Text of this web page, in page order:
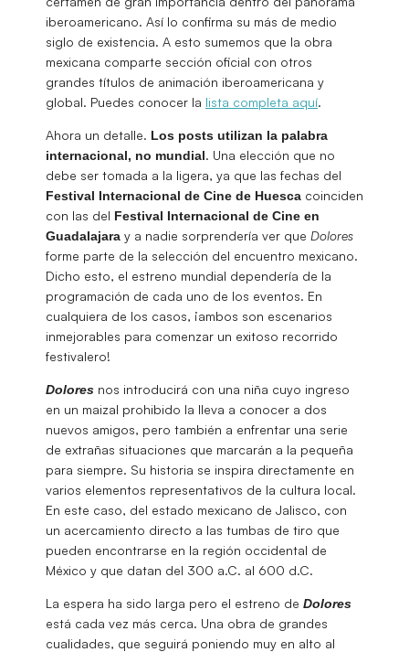
iberoamericano. Así lo confirma su más de medio
siglo de existencia. A esto sumemos que la obra
mexicana comparte sección oficial con otros
grandes títulos de animación iberoamericana y
global. Puedes conocer la lista completa aquí.
Ahora un detalle. Los posts utilizan la palabra
internacional, no mundial. Una elección que no
debe ser tomada a la ligera, ya que las fechas del
Festival Internacional de Cine de Huesca coinciden
con las del Festival Internacional de Cine en
Guadalajara y a nadie sorprendería ver que Dolores
forme parte de la selección del encuentro mexicano.
Dicho esto, el estreno mundial dependería de la
programación de cada uno de los eventos. En
cualquiera de los casos, ¡ambos son escenarios
inmejorables para comenzar un exitoso recorrido
festivalero!
Dolores nos introducirá con una niña cuyo ingreso
en un maizal prohibido la lleva a conocer a dos
nuevos amigos, pero también a enfrentar una serie
de extrañas situaciones que marcarán a la pequeña
para siempre. Su historia se inspira directamente en
varios elementos representativos de la cultura local.
En este caso, del estado mexicano de Jalisco, con
un acercamiento directo a las tumbas de tiro que
pueden encontrarse en la región occidental de
México y que datan del 300 a.C. al 600 d.C.
La espera ha sido larga pero el estreno de Dolores
está cada vez más cerca. Una obra de grandes
cualidades, que seguirá poniendo muy en alto al